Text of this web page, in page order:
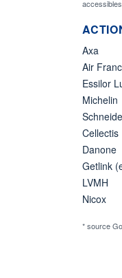
Axa
Air
Essilor
Michelin
Cellectis
Danone
Getlink
LVMH
Nicox
* source